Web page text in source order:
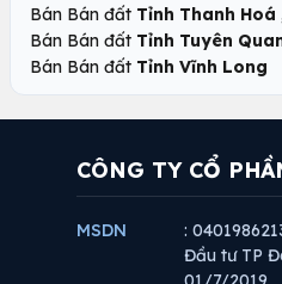
Bán Bán đất Tỉnh Thanh Hoá
Bán Bán đất Tỉnh Tuyên
Bán Bán đất Tỉnh Vĩnh Long
CÔNG TY CỔ
MSDN
:
Đầu tư TP